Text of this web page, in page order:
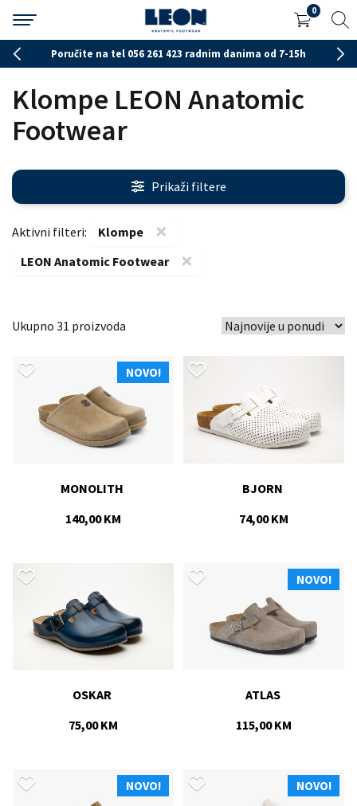
0
Poručite na tel 056 261 423 radnim danima od 7-15h
Klompe LEON Anatomic
Footwear
Prikaži filtere
Aktivni filteri: ×
Klompe
×
LEON Anatomic Footwear
31
NOVO!
MONOLITH
140,00 KM
BJORN
74,00 KM
OSKAR
75,00 KM
NOVO!
ATLAS
115,00 KM
NOVO! NOVO!